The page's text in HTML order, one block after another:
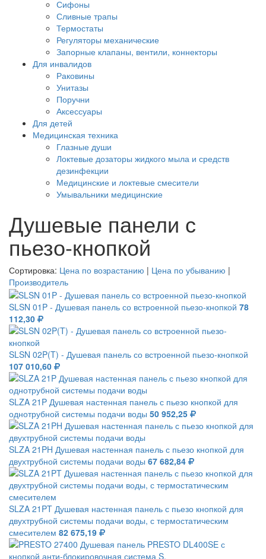
Сифоны
Сливные трапы
Термостаты
Регуляторы механические
Запорные клапаны, вентили, коннекторы
Для инвалидов
Раковины
Унитазы
Поручни
Аксессуары
Для детей
Медицинская техника
Глазные души
Локтевые дозаторы жидкого мыла и средств
дезинфекции
Медицинские и локтевые смесители
Умывальники медицинские
Душевые панели с
пьезо-кнопкой
Сортировка: Цена по возрастанию | Цена по убыванию |
Производитель
SLSN 01P - Душевая панель со встроенной пьезо-кнопкой 78
112,30
SLSN 02P(T) - Душевая панель со встроенной пьезо-кнопкой
107 010,60
SLZA 21P Душевая настенная панель с пьезо кнопкой для
однотрубной системы подачи воды 50 952,25
SLZA 21PH Душевая настенная панель с пьезо кнопкой для
двухтрубной системы подачи воды 67 682,84
SLZA 21PT Душевая настенная панель с пьезо кнопкой для
двухтрубной системы подачи воды, с термостатическим
смесителем 82 675,19